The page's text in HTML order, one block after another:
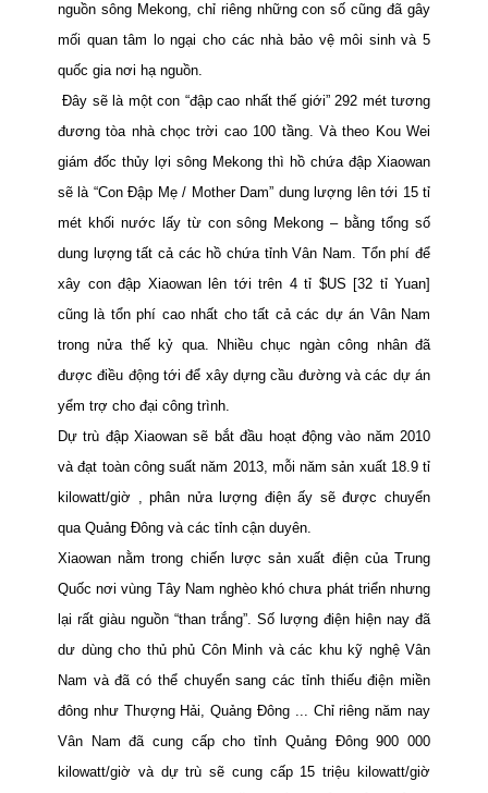
nguồn sông Mekong, chỉ riêng những con số cũng đã gây
mối quan tâm lo ngại cho các nhà bảo vệ môi sinh và 5
quốc gia nơi hạ nguồn.
Đây sẽ là một con “đập cao nhất thế giới” 292 mét tương
đương tòa nhà chọc trời cao 100 tầng. Và theo Kou Wei
giám đốc thủy lợi sông Mekong thì hồ chứa đập Xiaowan
sẽ là “Con Đập Mẹ / Mother Dam” dung lượng lên tới 15 tỉ
mét khối nước lấy từ con sông Mekong – bằng tổng số
dung lượng tất cả các hồ chứa tỉnh Vân Nam. Tổn phí để
xây con đập Xiaowan lên tới trên 4 tỉ $US [32 tỉ Yuan]
cũng là tổn phí cao nhất cho tất cả các dự án Vân Nam
trong nửa thế kỷ qua. Nhiều chục ngàn công nhân đã
được điều động tới để xây dựng cầu đường và các dự án
yểm trợ cho đại công trình.
Dự trù đập Xiaowan sẽ bắt đầu hoạt động vào năm 2010
và đạt toàn công suất năm 2013, mỗi năm sản xuất 18.9 tỉ
kilowatt/giờ , phân nửa lượng điện ấy sẽ được chuyển
qua Quảng Đông và các tỉnh cận duyên.
Xiaowan nằm trong chiến lược sản xuất điện của Trung
Quốc nơi vùng Tây Nam nghèo khó chưa phát triển nhưng
lại rất giàu nguồn “than trắng”. Số lượng điện hiện nay đã
dư dùng cho thủ phủ Côn Minh và các khu kỹ nghệ Vân
Nam và đã có thể chuyển sang các tỉnh thiếu điện miền
đông như Thượng Hải, Quảng Đông ... Chỉ riêng năm nay
Vân Nam đã cung cấp cho tỉnh Quảng Đông 900 000
kilowatt/giờ và dự trù sẽ cung cấp 15 triệu kilowatt/giờ